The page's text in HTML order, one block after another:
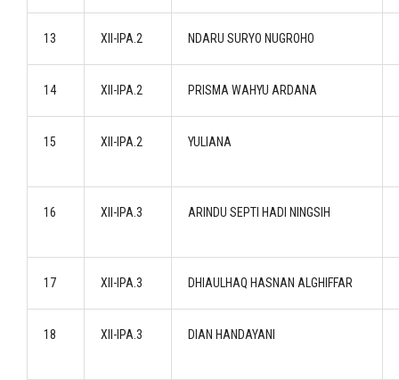
13 XII-IPA.2 NDARU SURYO NUGROHO
14 XII-IPA.2 PRISMA WAHYU ARDANA
15 XII-IPA.2 YULIANA
16 XII-IPA.3 ARINDU SEPTI HADI NINGSIH
17 XII-IPA.3 DHIAULHAQ HASNAN ALGHIFFAR
18 XII-IPA.3 DIAN HANDAYANI